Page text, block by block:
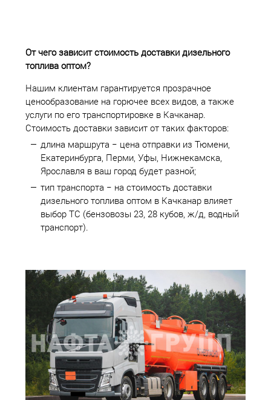
От чего зависит стоимость доставки дизельного
топлива оптом?
Нашим клиентам гарантируется прозрачное
ценообразование на горючее всех видов, а также
услуги по его транспортировке в Качканар.
Стоимость доставки зависит от таких факторов:
длина маршрута − цена отправки из Тюмени,
Екатеринбурга, Перми, Уфы, Нижнекамска,
Ярославля в ваш город будет разной;
тип транспорта − на стоимость доставки
дизельного топлива оптом в Качканар влияет
выбор ТС (бензовозы 23, 28 кубов, ж/д, водный
транспорт).